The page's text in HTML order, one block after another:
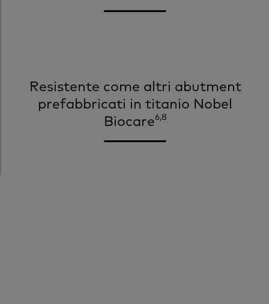
Resistente come altri abutment
prefabbricati in titanio Nobel
Biocare6,8